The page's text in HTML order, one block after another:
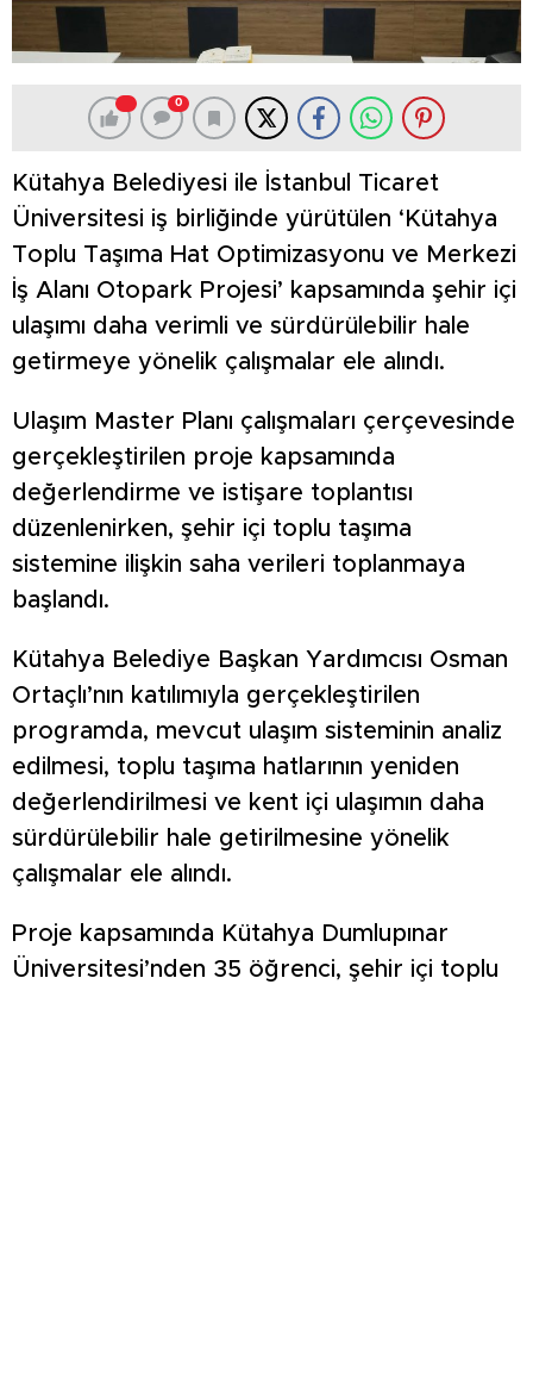
0
Kütahya Belediyesi ile İstanbul Ticaret
Üniversitesi iş birliğinde yürütülen ‘Kütahya
Toplu Taşıma Hat Optimizasyonu ve Merkezi
İş Alanı Otopark Projesi’ kapsamında şehir içi
ulaşımı daha verimli ve sürdürülebilir hale
getirmeye yönelik çalışmalar ele alındı.
Ulaşım Master Planı çalışmaları çerçevesinde
gerçekleştirilen proje kapsamında
değerlendirme ve istişare toplantısı
düzenlenirken, şehir içi toplu taşıma
sistemine ilişkin saha verileri toplanmaya
başlandı.
Kütahya Belediye Başkan Yardımcısı Osman
Ortaçlı’nın katılımıyla gerçekleştirilen
programda, mevcut ulaşım sisteminin analiz
edilmesi, toplu taşıma hatlarının yeniden
değerlendirilmesi ve kent içi ulaşımın daha
sürdürülebilir hale getirilmesine yönelik
çalışmalar ele alındı.
Proje kapsamında Kütahya Dumlupınar
Üniversitesi’nden 35 öğrenci, şehir içi toplu